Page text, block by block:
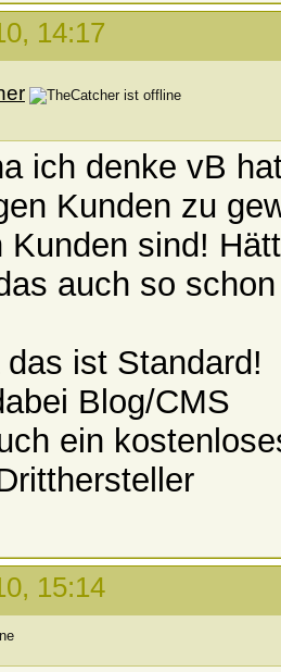
14:17
ich denke vB
Kunden zu
Kunden sind!
auch so
ist Standard!
Blog/CMS
ein
15:14